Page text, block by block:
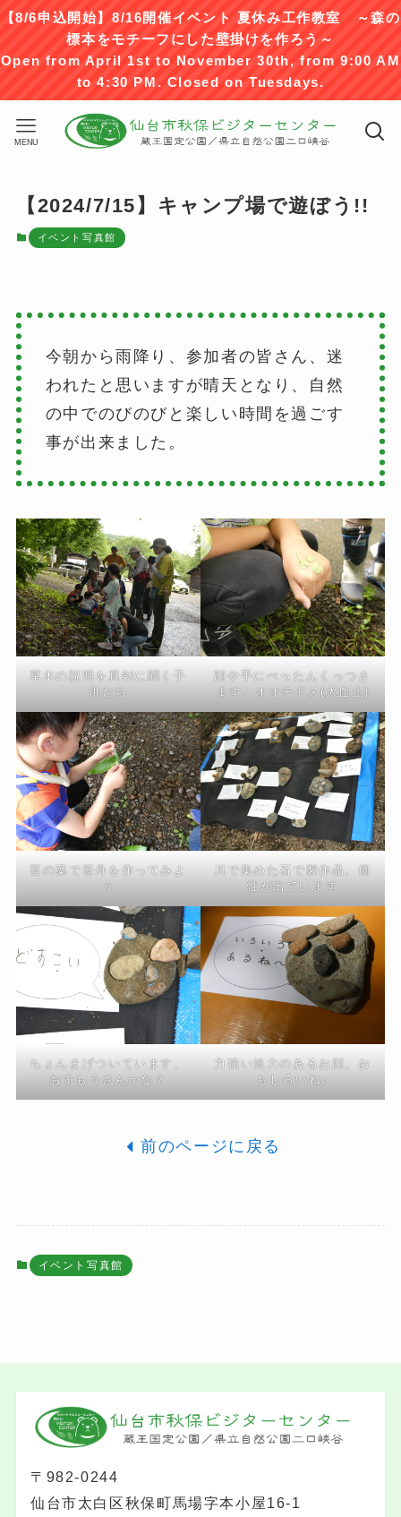
【8/6申込開始】8/16開催イベント 夏休み工作教室 ～森の
標本をモチーフにした壁掛けを作ろう～
Open from April 1st to November 30th, from 9:00 AM
to 4:30 PM. Closed on Tuesdays.
MENU
【2024/7/15】キャンプ場で遊ぼう!!
イベント写真館
今朝から雨降り、参加者の皆さん、迷
われたと思いますが晴天となり、自然
の中でのびのびと楽しい時間を過ごす
事が出来ました。
草木の説明を真剣に聞く子
供たち
顔や手にぺったんくっつき
ます、オオチドメ(大血止)
笹の葉で笹舟を作ってみよ
う
川で集めた石で製作品、個
性が出ています
ちょんまげついています、
おすもうさんかな？
力強い迫力のあるお顔、お
もしろいね♪
前のページに戻る
イベント写真館
〒982-0244
仙台市太白区秋保町馬場字本小屋16-1